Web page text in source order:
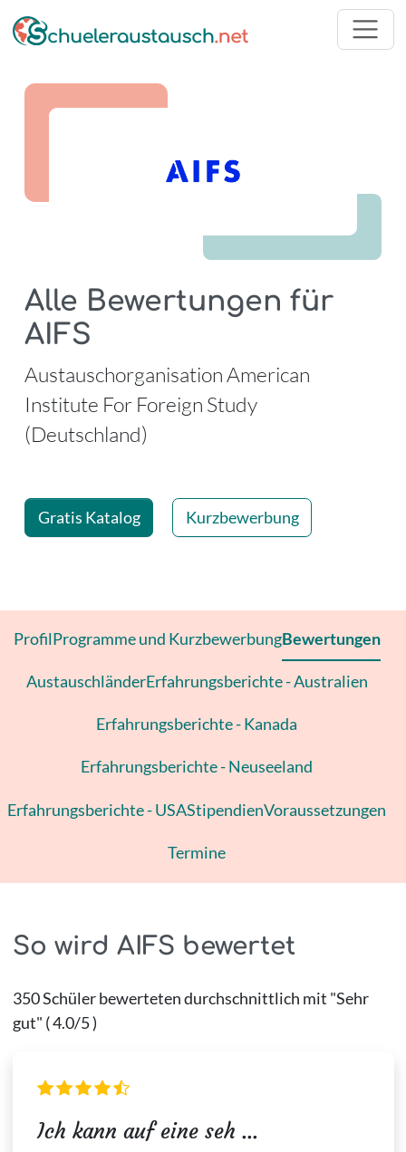
Alle Bewertungen für
AIFS
-
Austauschorganisation American
Institute For Foreign Study
(Deutschland)
Gratis Katalog Kurzbewerbung
ProfilProgramme und KurzbewerbungBewertungen
AustauschländerErfahrungsberichte - Australien
Erfahrungsberichte - Kanada
Erfahrungsberichte - Neuseeland
Erfahrungsberichte - USAStipendienVoraussetzungen
Termine
So wird AIFS bewertet
350 Schüler bewerteten durchschnittlich mit "Sehr
gut" ( 4.0/5 )
Ich kann auf eine seh ...